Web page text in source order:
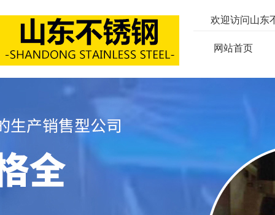
欢迎访问山东
网站首页